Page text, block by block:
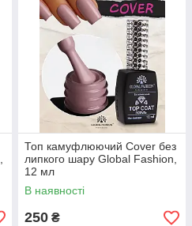
Топ камуфлюючий Сover без
липкого шару Global Fashion,
12 мл
В наявності
250 ₴